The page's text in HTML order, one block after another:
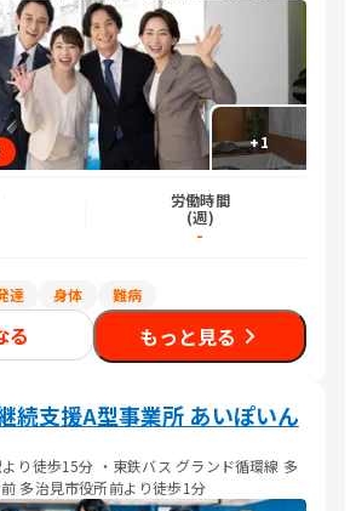
+1
労働時間
(週)
-
達 身体 難病
る もっと見る
続支援A型事業所 あいぽいん
より徒歩15分 ・東鉄バス グランド循環線 多
多治見市役所前より徒歩1分